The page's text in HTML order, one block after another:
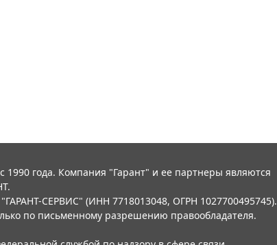
года. Компания "Гарант" и ее партнеры являются
СЕРВИС" (ИНН 7718013048, ОГРН 1027700495745).
по письменному разрешению правообладателя.